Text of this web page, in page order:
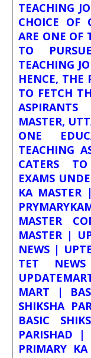
TEACHING
CHOICE OF
ARE ONE OF
TO
TEACHING
HENCE, THE
TO FETCH
MASTER,
ONE
TEACHING
CATERS
EXAMS
KA MASTER
MASTER
MASTER |
NEWS |
TET
MART |
SHIKSHA
BASIC
PARISHAD |
PRIMARY